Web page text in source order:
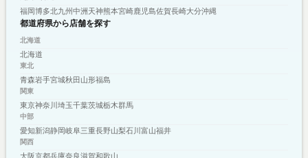
福岡博多北九州中洲 天神熊本宮崎鹿児島佐賀長崎大分沖縄
都道府県から店舗を探す
北海道
北海道
東北
青森岩手宮城秋田 山形福島
関東
東京神奈川 埼玉千葉茨城栃木群馬
中部
愛知新潟静岡岐阜三重長野山梨石川 富山福井
関西
大阪京都兵庫奈良滋賀和歌山